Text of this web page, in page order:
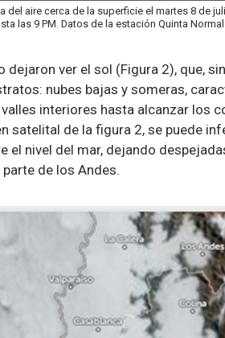
del aire cerca de la superficie el martes 8 de
las 9 PM. Datos de la estación Quinta
dejaron ver el sol (Figura 2), que,
nubes bajas y someras,
interiores hasta alcanzar los
satelital de la figura 2, se puede
el nivel del mar, dejando
de los Andes.